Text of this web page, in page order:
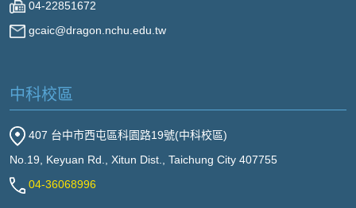
04-22851672
gcaic@dragon.nchu.edu.tw
中科校區
407 台中市西屯區科園路19號(中科校區)
No.19, Keyuan Rd., Xitun Dist., Taichung City 407755
04-36068996